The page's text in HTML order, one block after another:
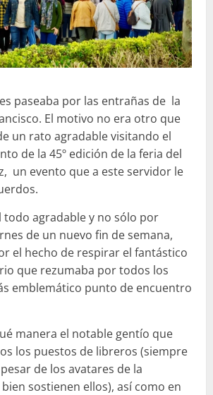
paseaba por las entrañas de la
El motivo no era otro que
un rato agradable visitando el
de la 45º edición de la feria del
un evento que a este servidor le
todo agradable y no sólo por
de un nuevo fin de semana,
el hecho de respirar el fantástico
que rezumaba por todos los
emblemático punto de encuentro
manera el notable gentío que
los puestos de libreros (siempre
de los avatares de la
sostienen ellos), así como en